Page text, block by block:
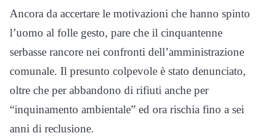
Ancora da accertare le motivazioni che hanno spinto
l’uomo al folle gesto, pare che il cinquantenne
serbasse rancore nei confronti dell’amministrazione
comunale. Il presunto colpevole è stato denunciato,
oltre che per abbandono di rifiuti anche per
“inquinamento ambientale” ed ora rischia fino a sei
anni di reclusione.